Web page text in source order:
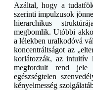
Azáltal, hogy a
szerinti impulzusok
hierarchikus
megbomlik. Utóbbi
a lélekben uralkodóvá
koncentráltságot az
korlátozzák, az intuitív
megfordult rend
egészségtelen
kényelmesség